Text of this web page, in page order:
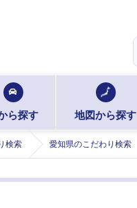
ら探す 地図から探す
検索 愛知県のこだわり検索